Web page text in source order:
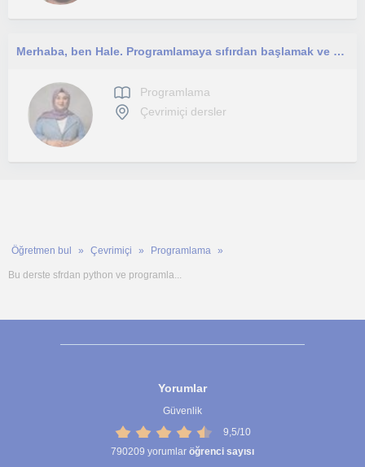
Merhaba, ben Hale. Programlamaya sıfırdan başlamak ve kendini geliştirmek isteyenlere özel dersler veriyorum!
Programlama
Çevrimiçi dersler
Öğretmen bul Çevrimiçi Programlama
Bu derste sfrdan python ve programla...
Yorumlar
Güvenlik
9,5/10
790209 yorumlar öğrenci sayısı